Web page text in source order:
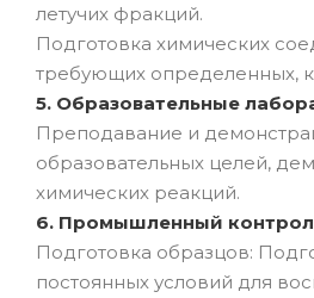
летучих фракций.
Подготовка химических
требующих определенных,
5. Образовательные
Преподавание и
образовательных целей,
химических реакций.
6. Промышленный
Подготовка образцов:
постоянных условий для